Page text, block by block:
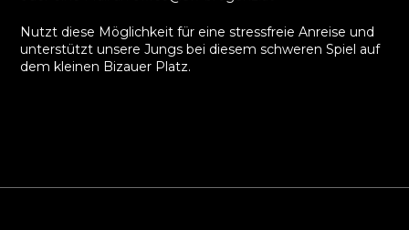
Nutzt diese Möglichkeit für eine stressfreie Anreise und
unterstützt unsere Jungs bei diesem schweren Spiel auf
dem kleinen Bizauer Platz.